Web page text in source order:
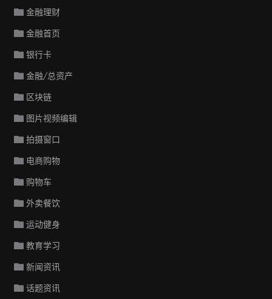
金融理财
金融首页
银行卡
金融/总资产
区块链
图片视频编辑
拍摄窗口
电商购物
购物车
外卖餐饮
运动健身
教育学习
新闻资讯
话题资讯